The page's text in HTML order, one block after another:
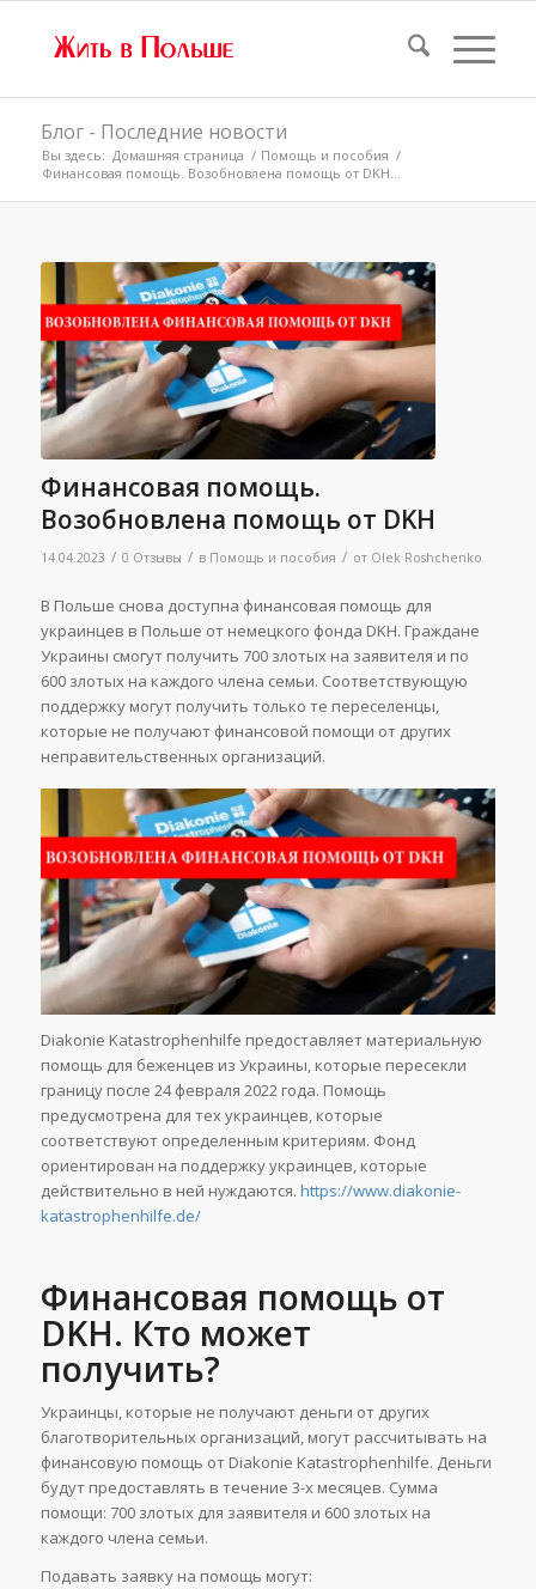
Блог - Последние новости
Вы здесь: Домашняя страница / Помощь и пособия /
Финансовая помощь. Возобновлена помощь от DKH...
Финансовая помощь.
Возобновлена помощь от DKH
14.04.2023 / 0 Отзывы / в Помощь и пособия / от Olek Roshchenko
В Польше снова доступна финансовая помощь для
украинцев в Польше от немецкого фонда DKH. Граждане
Украины смогут получить 700 злотых на заявителя и по
600 злотых на каждого члена семьи. Соответствующую
поддержку могут получить только те переселенцы,
которые не получают финансовой помощи от других
неправительственных организаций.
Diakonie Katastrophenhilfe предоставляет материальную
помощь для беженцев из Украины, которые пересекли
границу после 24 февраля 2022 года. Помощь
предусмотрена для тех украинцев, которые
соответствуют определенным критериям. Фонд
ориентирован на поддержку украинцев, которые
действительно в ней нуждаются. https://www.diakonie-
katastrophenhilfe.de/
Финансовая помощь от
DKH. Кто может
получить?
Украинцы, которые не получают деньги от других
благотворительных организаций, могут рассчитывать на
финансовую помощь от Diakonie Katastrophenhilfe. Деньги
будут предоставлять в течение 3-х месяцев. Сумма
помощи: 700 злотых для заявителя и 600 злотых на
каждого члена семьи.
Подавать заявку на помощь могут: